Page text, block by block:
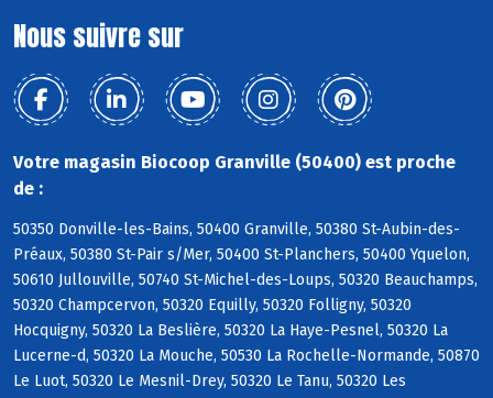
Nous suivre sur
Votre magasin Biocoop Granville (50400) est proche
de :
50350 Donville-les-Bains, 50400 Granville, 50380 St-Aubin-des-
Préaux, 50380 St-Pair s/Mer, 50400 St-Planchers, 50400 Yquelon,
50610 Jullouville, 50740 St-Michel-des-Loups, 50320 Beauchamps,
50320 Champcervon, 50320 Equilly, 50320 Folligny, 50320
Hocquigny, 50320 La Beslière, 50320 La Haye-Pesnel, 50320 La
Lucerne-d, 50320 La Mouche, 50530 La Rochelle-Normande, 50870
Le Luot, 50320 Le Mesnil-Drey, 50320 Le Tanu, 50320 Les